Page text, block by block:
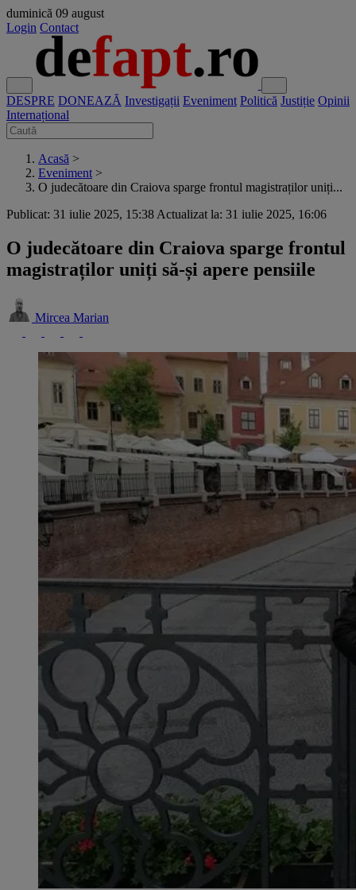
duminică 09 august
Login Contact
DESPRE DONEAZĂ Investigații Eveniment Politică Justiție Opinii
Internațional
Acasă >
Eveniment >
O judecătoare din Craiova sparge frontul magistraților uniți...
Publicat: 31 iulie 2025, 15:38 Actualizat la: 31 iulie 2025, 16:06
O judecătoare din Craiova sparge frontul
magistraților uniți să-și apere pensiile
Mircea Marian